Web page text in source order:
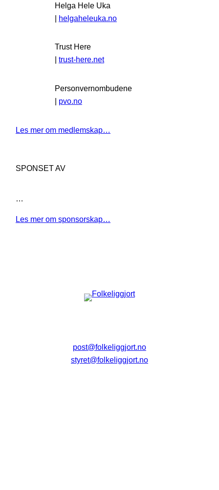
Helga Hele Uka
| helgaheleuka.no
Trust Here
trust-here.net
Personvernombudene
| pvo.no
Les mer om medlemskap…
SPONSET AV
…
Les mer om sponsorskap…
post@folkeliggjort.no
styret@folkeliggjort.no